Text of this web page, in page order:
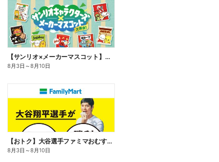
【サンリオ×メーカーマスコット】オリジナルグッズ貰える!
8月3日 ～8月10日
【おトク】大谷選手ファミマおむすび割
8月3日 ～8月10日